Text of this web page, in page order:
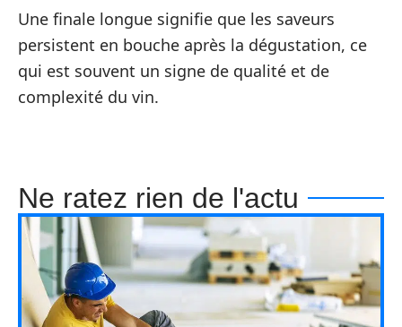
Une finale longue signifie que les saveurs
persistent en bouche après la dégustation, ce
qui est souvent un signe de qualité et de
complexité du vin.
Ne ratez rien de l'actu